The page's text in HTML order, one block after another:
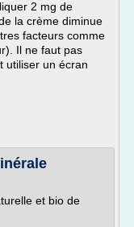
2 mg de
la crème diminue
facteurs comme
Il ne faut pas
utiliser un écran
et bio de